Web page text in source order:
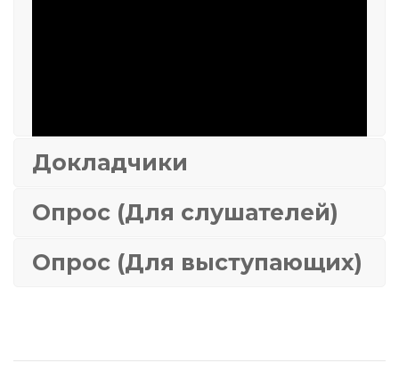
Докладчики
Опрос (Для слушателей)
Опрос (Для выступающих)